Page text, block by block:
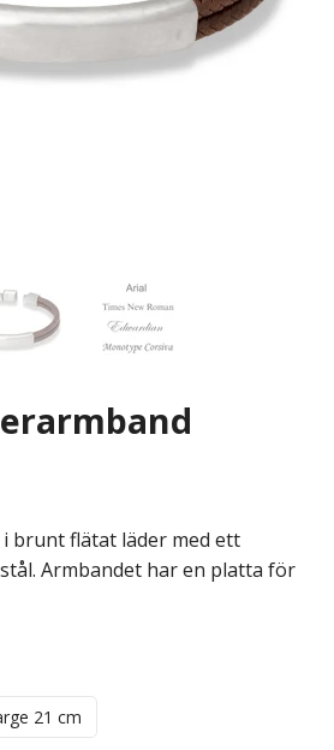
brunt flätat läder med ett
Armbandet har en platta för
21 cm